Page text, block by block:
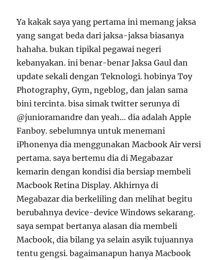
Ya kakak saya yang pertama ini memang jaksa
yang sangat beda dari jaksa-jaksa biasanya
hahaha. bukan tipikal pegawai negeri
kebanyakan. ini benar-benar Jaksa Gaul dan
update sekali dengan Teknologi. hobinya Toy
Photography, Gym, ngeblog, dan jalan sama
bini tercinta. bisa simak twitter serunya di
@junioramandre dan yeah… dia adalah Apple
Fanboy. sebelumnya untuk menemani
iPhonenya dia menggunakan Macbook Air versi
pertama. saya bertemu dia di Megabazar
kemarin dengan kondisi dia bersiap membeli
Macbook Retina Display. Akhirnya di
Megabazar dia berkeliling dan melihat begitu
berubahnya device-device Windows sekarang.
saya sempat bertanya alasan dia membeli
Macbook, dia bilang ya selain asyik tujuannya
tentu gengsi. bagaimanapun hanya Macbook